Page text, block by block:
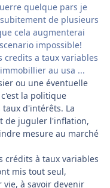
quelque pars je
de plusieurs
cela augmenterai
impossible!
a taux variables
au usa ...
ou une éventuelle
la politique
d'intérêts. La
de juguler l'inflation,
mesure au marché
crédits à taux variables
mis tout seul,
à savoir devenir